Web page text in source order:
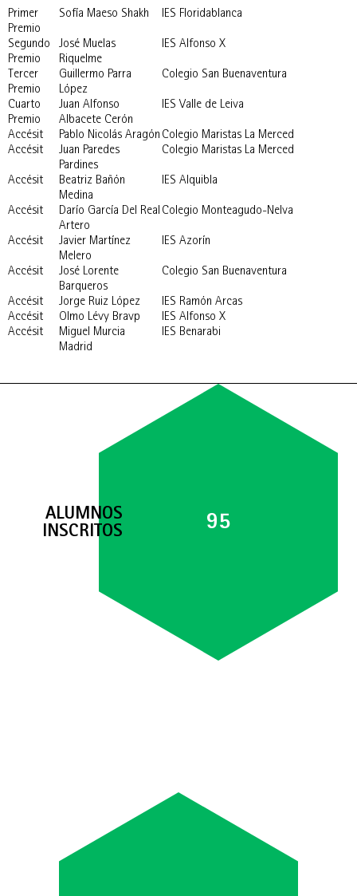
Primer
Premio
Sofía Maeso Shakh IES Floridablanca
Segundo
Premio
José Muelas
Riquelme
IES Alfonso X
Tercer
Premio
Guillermo Parra
López
Colegio San Buenaventura
Cuarto
Premio
Juan Alfonso
Albacete Cerón
IES Valle de Leiva
Accésit Pablo Nicolás Aragón Colegio Maristas La Merced
Accésit
Juan Paredes
Pardines
Colegio Maristas La Merced
Accésit
Beatriz Bañón
Medina
IES Alquibla
Accésit
Darío García Del Real
Artero
Colegio Monteagudo-Nelva
Accésit
Javier Martínez
Melero
IES Azorín
Accésit
José Lorente
Barqueros
Colegio San Buenaventura
Accésit Jorge Ruiz López
IES Ramón Arcas
Accésit
Olmo Lévy Bravp
IES Alfonso X
Accésit
Miguel Murcia
Madrid
IES Benarabi
95
ALUMNOS
INSCRITOS